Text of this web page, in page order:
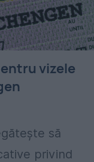
vizele
să
privind